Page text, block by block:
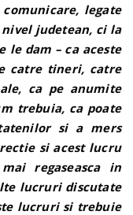
legate
judetean, ci la
le dam – ca aceste
catre tineri, catre
ca pe anumite
trebuia, ca poate
si a mers
si acest lucru
regaseasca in
lucruri discutate
lucruri si trebuie